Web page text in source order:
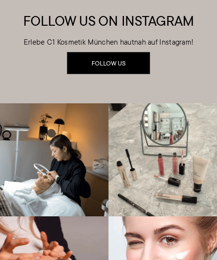
FOLLOW US ON INSTAGRAM
Erlebe C1 Kosmetik München hautnah auf Instagram!
FOLLOW US